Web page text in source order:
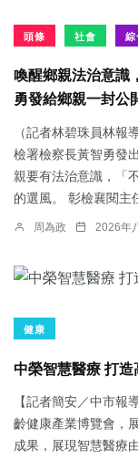
頭條 社會 綜
喚醒鄉親法治意識
勇發給鄉親一封公
（記者林碧珠員林報
檢署檢察長黃智勇發
親要有法治意識，「
的選風。 彰檢襄閱主
周為政 2026年
健康
中榮智慧醫療 打
【記者簡安／中市報
齡健康產業博覽會，
成果，展現智慧醫